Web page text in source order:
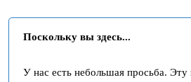
Поскольку вы здесь...
У нас есть небольшая просьба. Эту